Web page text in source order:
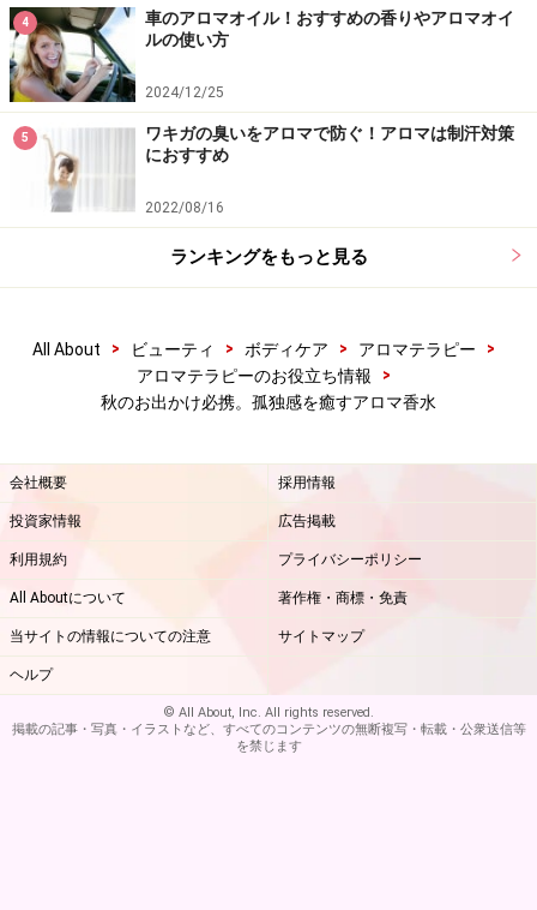
4
車のアロマオイル！おすすめの香りやアロマオイ
ルの使い方
2024/12/25
5
ワキガの臭いをアロマで防ぐ！アロマは制汗対策
におすすめ
2022/08/16
ランキングをもっと見る
All About > ビューティ > ボディケア > アロマテラピー
>
アロマテラピーのお役立ち情報
>
秋のお出かけ必携。孤独感を癒すアロマ香水
会社概要 採用情報
投資家情報 広告掲載
利用規約 プライバシーポリシー
All Aboutについて 著作権・商標・免責
当サイトの情報についての注意 サイトマップ
ヘルプ
© All About, Inc. All rights reserved.
掲載の記事・写真・イラストなど、すべてのコンテンツの無断複写・転載・公衆送信等
を禁じます